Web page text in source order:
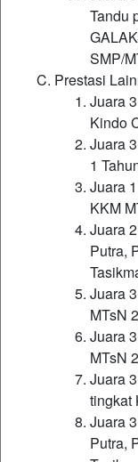
Tandu
SMP/
Prestasi
Juara
Kindo
Juara
1
Juara
KKM
Juara
Putra,
Juara
MTsN
Juara
MTsN
Juara
tingkat
Juara
Putra,